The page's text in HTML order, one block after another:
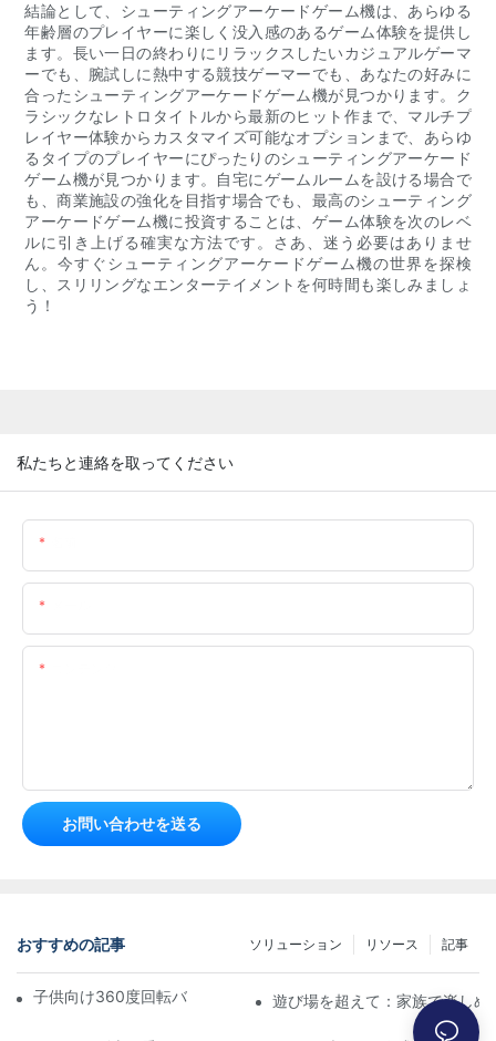
結論として、シューティングアーケードゲーム機は、あらゆる
年齢層のプレイヤーに楽しく没入感のあるゲーム体験を提供し
ます。長い一日の終わりにリラックスしたいカジュアルゲーマ
ーでも、腕試しに熱中する競技ゲーマーでも、あなたの好みに
合ったシューティングアーケードゲーム機が見つかります。ク
ラシックなレトロタイトルから最新のヒット作まで、マルチプ
レイヤー体験からカスタマイズ可能なオプションまで、あらゆ
るタイプのプレイヤーにぴったりのシューティングアーケード
ゲーム機が見つかります。自宅にゲームルームを設ける場合で
も、商業施設の強化を目指す場合でも、最高のシューティング
アーケードゲーム機に投資することは、ゲーム体験を次のレベ
ルに引き上げる確実な方法です。さあ、迷う必要はありませ
ん。今すぐシューティングアーケードゲーム機の世界を探検
し、スリリングなエンターテイメントを何時間も楽しみましょ
う！
私たちと連絡を取ってください
お問い合わせを送る
おすすめの記事 記事
リソース
ソリューション
子供向け360度回転バンパーカーの究極ガイド遊び場を超えて：家族で楽し